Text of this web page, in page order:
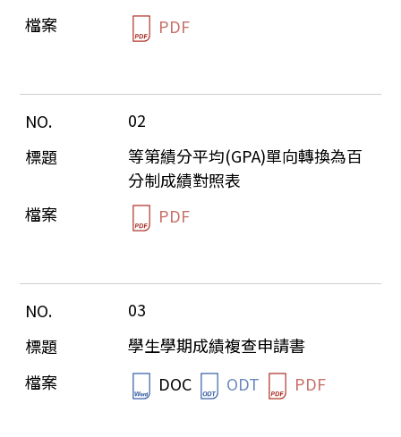
PDF
02
等第績分平均(GPA)單向轉換為百
分制成績對照表
PDF
03
學生學期成績複查申請書
DOC
ODT PDF